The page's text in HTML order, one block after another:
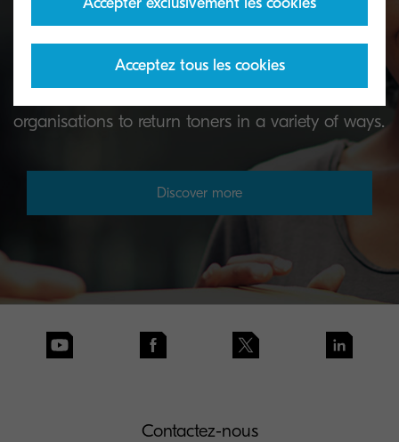
Toner take-back service
KYOCERA's toner recycling programme allows
organisations to return toners in a variety of ways.
Discover more
Contactez-nous
essentiels
Acceptez tous les cookies